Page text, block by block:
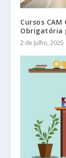
Cursos
Obrigatória
2 de Julho, 2025